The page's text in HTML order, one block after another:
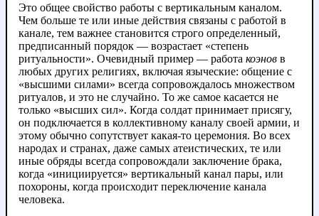
Это общее свойство работы с вертикальным каналом.
Чем больше те или иные действия связаны с работой в
канале, тем важнее становится строго определенный,
предписанный порядок — возрастает «степень
ритуальности». Очевидный пример — работа коэнов в
любых других религиях, включая языческие: общение с
«высшими силами» всегда сопровождалось множеством
ритуалов, и это не случайно. То же самое касается не
только «высших сил». Когда солдат принимает присягу,
он подключается в коллективному каналу своей армии, и
этому обычно сопутствует какая-то церемония. Во всех
народах и странах, даже самых атеистических, те или
иные обряды всегда сопровождали заключение брака,
когда «инициируется» вертикальный канал пары, или
похороны, когда происходит переключение канала
человека.